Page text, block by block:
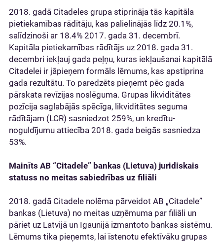
2018. gadā Citadeles grupa stiprināja tās kapitāla
pietiekamības rādītāju, kas palielinājās līdz 20.1%,
salīdzinoši ar 18.4% 2017. gada 31. decembrī.
Kapitāla pietiekamības rādītājs uz 2018. gada 31.
decembri iekļauj gada peļņu, kuras iekļaušanai kapitālā
Citadelei ir jāpieņem formāls lēmums, kas apstiprina
gada rezultātu. To paredzēts pieņemt pēc gada
pārskata revīzijas noslēguma. Grupas likviditātes
pozīcija saglabājās spēcīga, likviditātes seguma
rādītājam (LCR) sasniedzot 259%, un kredītu-
noguldījumu attiecība 2018. gada beigās sasniedza
53%.
Mainīts AB “Citadele” bankas (Lietuva) juridiskais
statuss no meitas sabiedrības uz filiāli
2018. gadā Citadele nolēma pārveidot AB „Citadele”
bankas (Lietuva) no meitas uzņēmuma par filiāli un
pāriet uz Latvijā un Igaunijā izmantoto bankas sistēmu.
Lēmums tika pieņemts, lai īstenotu efektīvāku grupas